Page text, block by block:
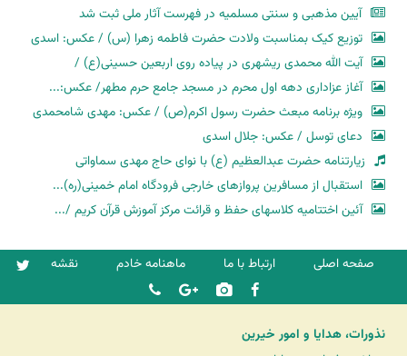
آیین مذهبی و سنتی مسلمیه در فهرست آثار ملی ثبت شد
توزیع کیک بمناسبت ولادت حضرت فاطمه زهرا (س) / عکس: اسدی
آیت الله محمدی ریشهری در پیاده روی اربعین حسینی(ع) /
آغاز عزاداری دهه اول محرم در مسجد جامع حرم مطهر/ عکس:...
ویژه برنامه مبعث حضرت رسول اکرم(ص) / عکس: مهدی شامحمدی
دعای توسل / عکس: جلال اسدی
زیارتنامه حضرت عبدالعظیم (ع) با نوای حاج مهدی سماواتی
استقبال از مسافرین پروازهای خارجی فرودگاه امام خمینی(ره)...
آئین اختتامیه کلاسهای حفظ و قرائت مرکز آموزش قرآن کریم /...
صفحه اصلی ارتباط با ما ماهنامه خادم نقشه
نذورات، هدایا و امور خیرین